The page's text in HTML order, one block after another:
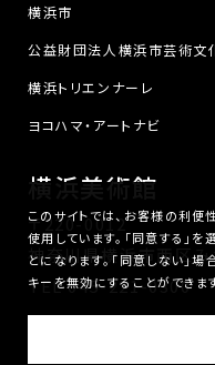
横浜市
公益財団法人横浜市芸術文
横浜トリエンナーレ
ヨコハマ・アートナビ
横浜美術館
〒220-0012
神奈川県横浜市西区
TEL045-221-0300
© Yokohama Museum of Art. All
このサイトでは、お客様の利
使用しています。「同意する」
とになります。「同意しない」
キーを無効にすることができま